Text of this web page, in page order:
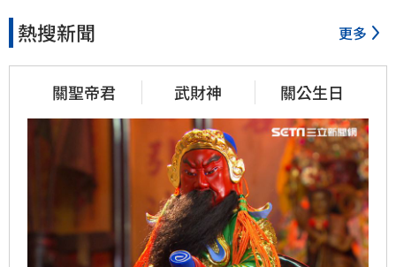
熱搜新聞 更多
關聖帝君 武財神 關公生日